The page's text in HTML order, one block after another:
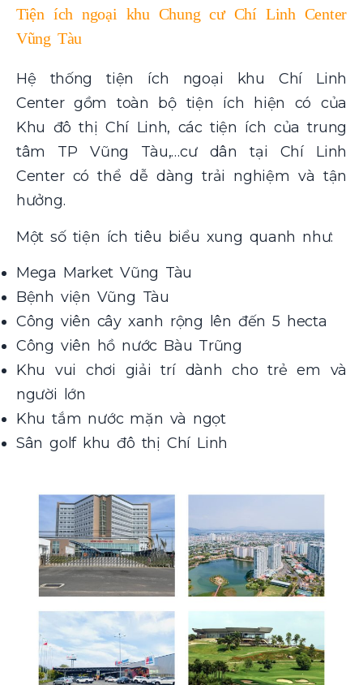
Tiện ích ngoại khu Chung cư Chí Linh Center
Vũng Tàu
Hệ thống tiện ích ngoại khu Chí Linh
Center gồm toàn bộ tiện ích hiện có của
Khu đô thị Chí Linh, các tiện ích của trung
tâm TP Vũng Tàu,…cư dân tại Chí Linh
Center có thể dễ dàng trải nghiệm và tận
hưởng.
Một số tiện ích tiêu biểu xung quanh như:
Mega Market Vũng Tàu
Bệnh viện Vũng Tàu
Công viên cây xanh rộng lên đến 5 hecta
Công viên hồ nước Bàu Trũng
Khu vui chơi giải trí dành cho trẻ em và
người lớn
Khu tắm nước mặn và ngọt
Sân golf khu đô thị Chí Linh